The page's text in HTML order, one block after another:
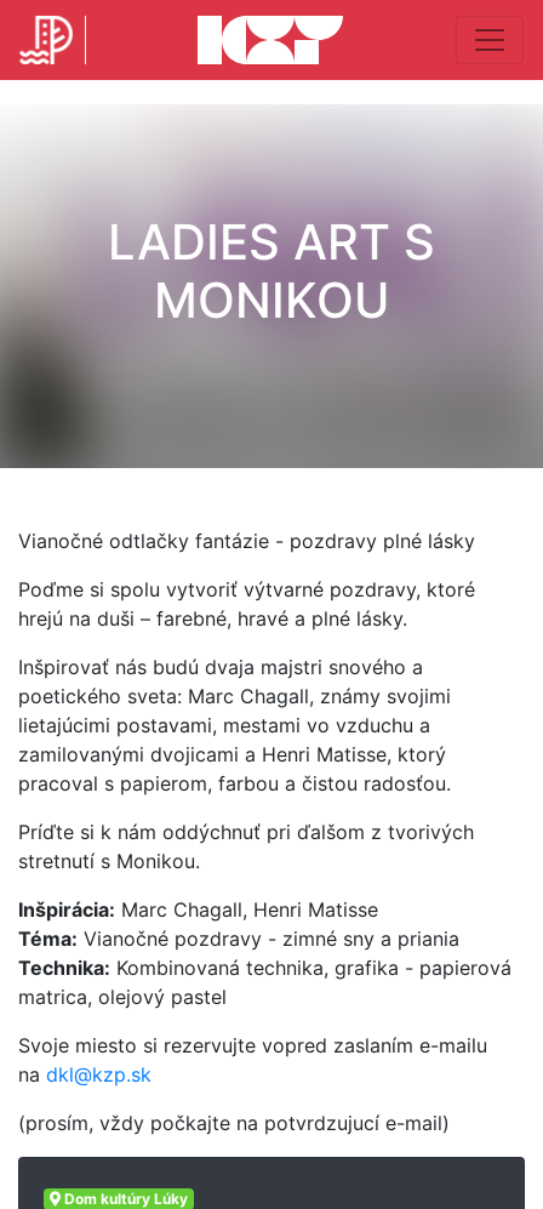
LADIES ART S
MONIKOU
Vianočné odtlačky fantázie - pozdravy plné lásky
Poďme si spolu vytvoriť výtvarné pozdravy, ktoré
hrejú na duši – farebné, hravé a plné lásky.
Inšpirovať nás budú dvaja majstri snového a
poetického sveta: Marc Chagall, známy svojimi
lietajúcimi postavami, mestami vo vzduchu a
zamilovanými dvojicami a Henri Matisse, ktorý
pracoval s papierom, farbou a čistou radosťou.
Príďte si k nám oddýchnuť pri ďalšom z tvorivých
stretnutí s Monikou.
Inšpirácia: Marc Chagall, Henri Matisse
Téma: Vianočné pozdravy - zimné sny a priania
Technika: Kombinovaná technika, grafika - papierová
matrica, olejový pastel
Svoje miesto si rezervujte vopred zaslaním e-mailu
na dkl@kzp.sk
(prosím, vždy počkajte na potvrdzujucí e-mail)
Dom kultúry Lúky